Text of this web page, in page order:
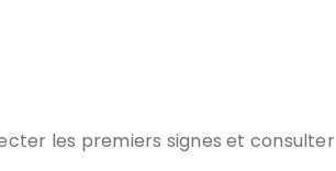
les premiers signes et consulter